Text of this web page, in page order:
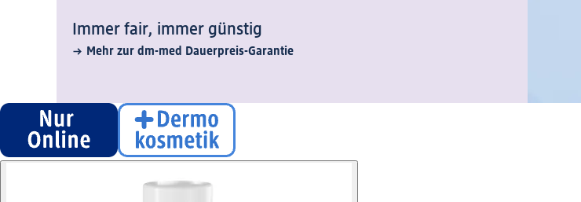
Immer fair,­ immer günstig
Mehr zur dm-med Dauerpreis-Garantie